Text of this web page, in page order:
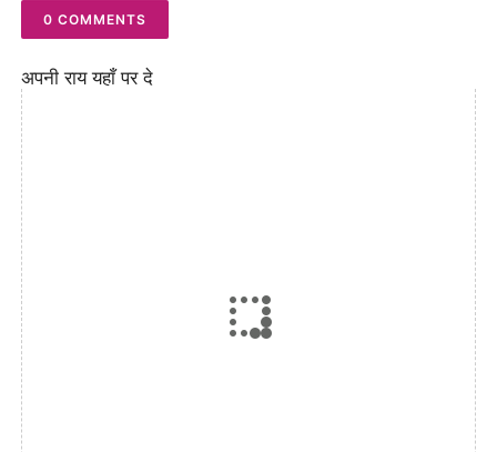
0 COMMENTS
अपनी राय यहाँ पर दे